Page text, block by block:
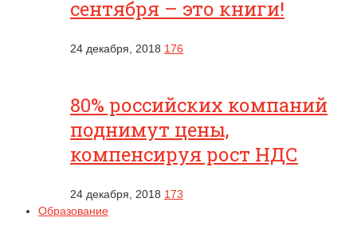
сентября – это книги!
24 декабря, 2018 176
80% российских компаний
поднимут цены,
компенсируя рост НДС
24 декабря, 2018 173
Образование